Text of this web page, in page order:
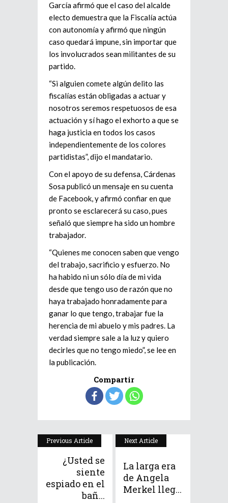
García afirmó que el caso del alcalde
electo demuestra que la Fiscalía actúa
con autonomía y afirmó que ningún
caso quedará impune, sin importar que
los involucrados sean militantes de su
partido.
“Si alguien comete algún delito las
fiscalías están obligadas a actuar y
nosotros seremos respetuosos de esa
actuación y sí hago el exhorto a que se
haga justicia en todos los casos
independientemente de los colores
partidistas”, dijo el mandatario.
Con el apoyo de su defensa, Cárdenas
Sosa publicó un mensaje en su cuenta
de Facebook, y afirmó confiar en que
pronto se esclarecerá su caso, pues
señaló que siempre ha sido un hombre
trabajador.
“Quienes me conocen saben que vengo
del trabajo, sacrificio y esfuerzo. No
ha habido ni un sólo día de mi vida
desde que tengo uso de razón que no
haya trabajado honradamente para
ganar lo que tengo, trabajar fue la
herencia de mi abuelo y mis padres. La
verdad siempre sale a la luz y quiero
decirles que no tengo miedo”, se lee en
la publicación.
Compartir
Previous Article
¿Usted se
siente
espiado en el
bañ...
Next Article
La larga era
de Angela
Merkel lleg...